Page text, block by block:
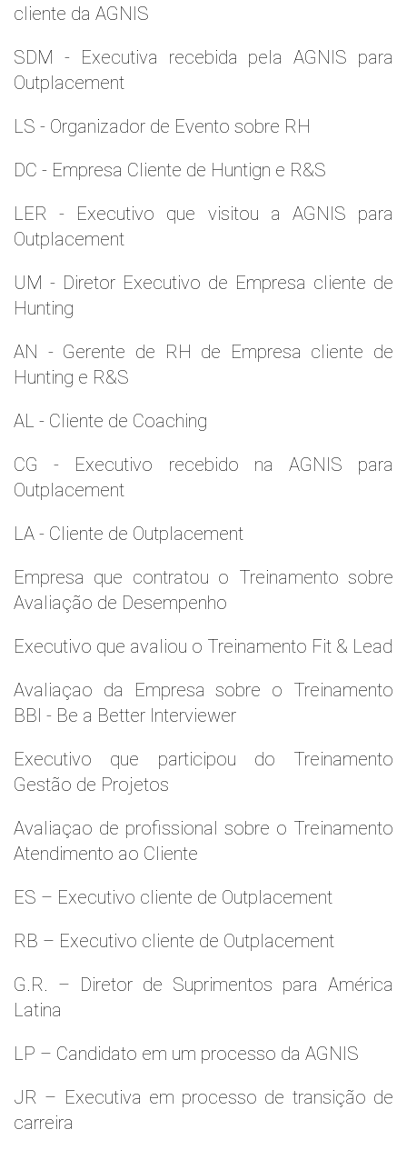
cliente da AGNIS
SDM - Executiva recebida pela AGNIS para
Outplacement
LS - Organizador de Evento sobre RH
DC - Empresa Cliente de Huntign e R&S
LER - Executivo que visitou a AGNIS para
Outplacement
UM - Diretor Executivo de Empresa cliente de
Hunting
AN - Gerente de RH de Empresa cliente de
Hunting e R&S
AL - Cliente de Coaching
CG - Executivo recebido na AGNIS para
Outplacement
LA - Cliente de Outplacement
Empresa que contratou o Treinamento sobre
Avaliação de Desempenho
Executivo que avaliou o Treinamento Fit & Lead
Avaliaçao da Empresa sobre o Treinamento
BBI - Be a Better Interviewer
Executivo que participou do Treinamento
Gestão de Projetos
Avaliaçao de profissional sobre o Treinamento
Atendimento ao Cliente
ES – Executivo cliente de Outplacement
RB – Executivo cliente de Outplacement
G.R. – Diretor de Suprimentos para América
Latina
LP – Candidato em um processo da AGNIS
JR – Executiva em processo de transição de
carreira